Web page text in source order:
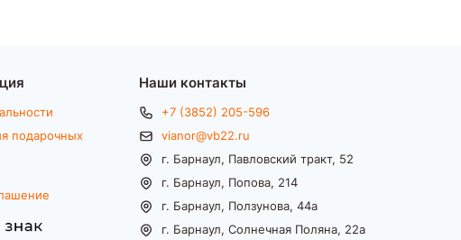
подарочных
Наши контакты
+7 (3852) 205-596
vianor@vb22.ru
г. Барнаул, Павловский тракт, 52
г. Барнаул, Попова, 214
г. Барнаул, Ползунова, 44а
г. Барнаул, Солнечная Поляна, 22а